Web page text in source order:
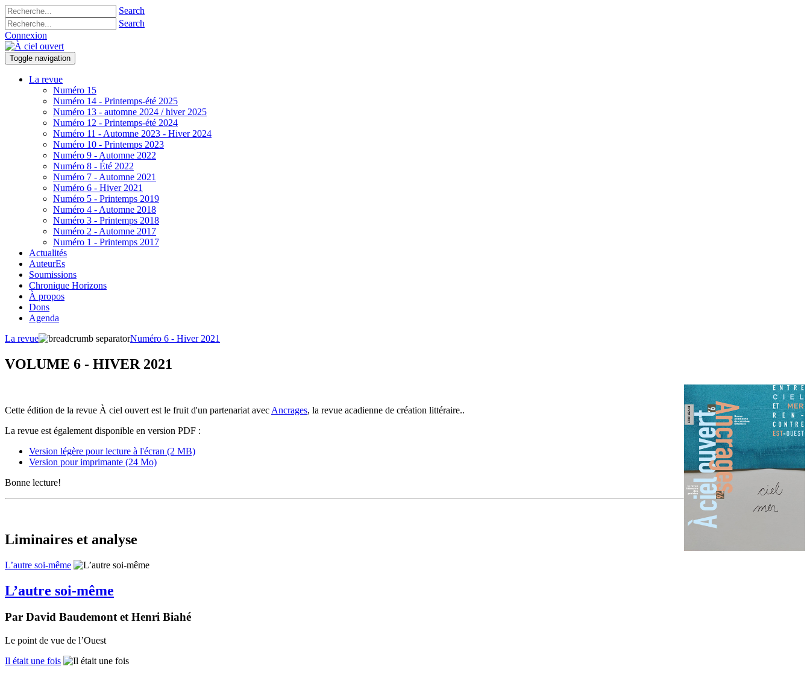
Search
Search
Connexion
Toggle navigation
La revue
Numéro 15
Numéro 14 - Printemps-été 2025
Numéro 13 - automne 2024 / hiver 2025
Numéro 12 - Printemps-été 2024
Numéro 11 - Automne 2023 - Hiver 2024
Numéro 10 - Printemps 2023
Numéro 9 - Automne 2022
Numéro 8 - Été 2022
Numéro 7 - Automne 2021
Numéro 6 - Hiver 2021
Numéro 5 - Printemps 2019
Numéro 4 - Automne 2018
Numéro 3 - Printemps 2018
Numéro 2 - Automne 2017
Numéro 1 - Printemps 2017
Actualités
AuteurEs
Soumissions
Chronique Horizons
À propos
Dons
Agenda
La revue
Numéro 6 - Hiver 2021
VOLUME 6 - HIVER 2021
Cette édition de la revue À ciel ouvert est le fruit d'un partenariat avec Ancrages, la revue acadienne de création littéraire..
La revue est également disponible en version PDF :
Version légère pour lecture à l'écran (2 MB)
Version pour imprimante (24 Mo)
Bonne lecture!
Liminaires et analyse
L’autre soi-même
L’autre soi-même
Par David Baudemont et Henri Biahé
Le point de vue de l’Ouest
Il était une fois